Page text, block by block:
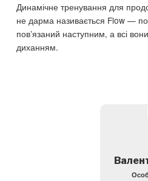
Динамічне тренування для
не дарма називається Flow —
пов’язаний наступним, а всі
диханням.